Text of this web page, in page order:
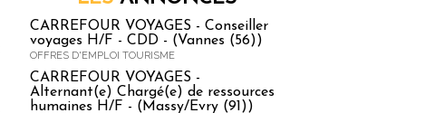
CARREFOUR VOYAGES - Conseiller
voyages H/F - CDD - (Vannes (56))
OFFRES D'EMPLOI TOURISME
CARREFOUR VOYAGES -
Alternant(e) Chargé(e) de ressources
humaines H/F - (Massy/Evry (91))